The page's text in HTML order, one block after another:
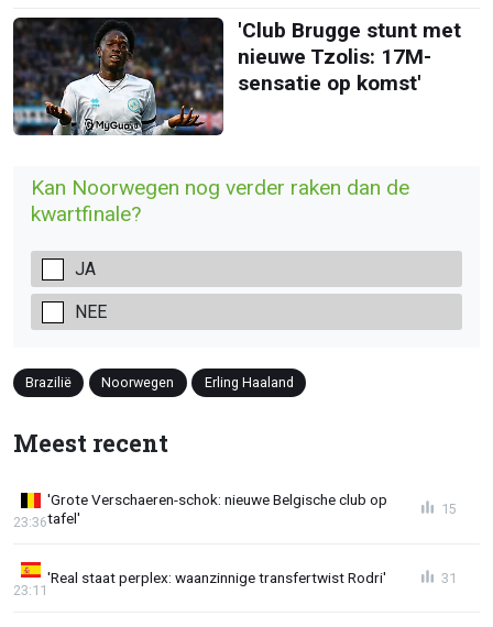
'Club Brugge stunt met
nieuwe Tzolis: 17M-
sensatie op komst'
Kan Noorwegen nog verder raken dan de
kwartfinale?
JA
NEE
Brazilië Noorwegen Erling Haaland
Meest recent
'Grote Verschaeren-schok: nieuwe Belgische club op
tafel'
23:36
15
'Real staat perplex: waanzinnige transfertwist Rodri'
23:11
31